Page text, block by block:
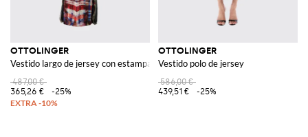
OTTOLINGER
Vestido largo de jersey con estampado gráfico
487,00 €
365,26 €
-25%
OTTOLINGER
Vestido polo de jersey
586,00 €
439,51 €
-25%